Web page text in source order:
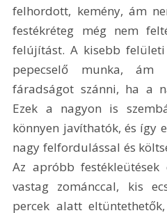
felhordott, kemény, ám
festékréteg még nem
felújítást. A kisebb
pepecselő munka,
fáradságot szánni, ha a
Ezek a nagyon is
könnyen javíthatók, és így
nagy felfordulással és
Az apróbb
vastag zománccal, kis
percek alatt